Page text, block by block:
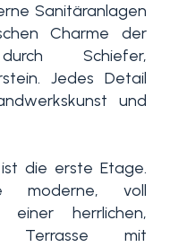
Sanitäranlagen
Charme der
Schiefer,
Jedes Detail
und
die erste Etage.
voll
herrlichen,
Terrasse mit